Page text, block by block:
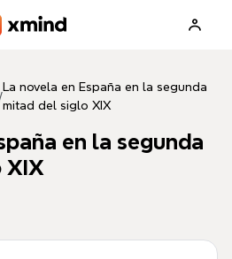
/
La novela en España en la segunda
mitad del siglo XIX
en la segunda
XIX